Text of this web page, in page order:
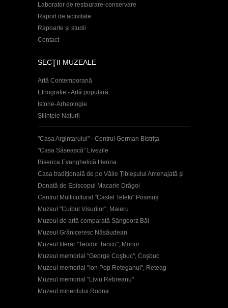
Laborator de restaurare-conservare
Raport de activitate
Rapoarte și studii
Contact
SECŢII MUZEALE
Artă Contemporană
Etnografie - Artă populară
Istorie-Arheologie
Ştiinţele Naturii
"Casa Argintarului" - Centrul German Bistrița
"Casa Săsească" Livezile
Biserica Evanghelică Herina
Casa tradițională de pe Văile Țibleșului Amenajată și
Donată de Episcopul Macarie Drăgoi
Centrul Multicultural "Castel Teleki" Posmuș
Muzeul "Cuibul Visurilor", Maieru
Muzeul de artă comparată Sângeorz Băi
Muzeul Grăniceresc Năsăudean
Muzeul literar "Teodor Tanco", Monor
Muzeul memorial "George Coşbuc", Coşbuc
Muzeul memorial "Ion Pop Reteganul", Reteag
Muzeul memorial "Liviu Rebreanu"
Muzeul mineritului Rodna